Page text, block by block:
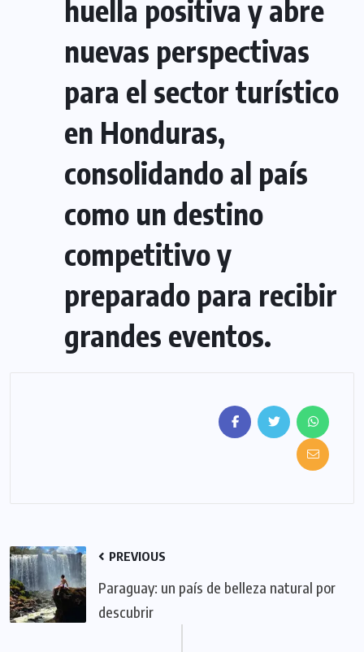
huella positiva y abre
nuevas perspectivas
para el sector turístico
en Honduras,
consolidando al país
como un destino
competitivo y
preparado para recibir
grandes eventos.
PREVIOUS
Paraguay: un país de belleza natural por
descubrir